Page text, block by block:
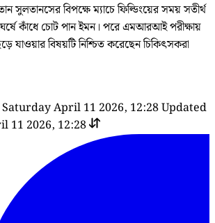
সুলতানসের বিপক্ষে ম্যাচে ফিল্ডিংয়ের সময় সতীর্থ
কাঁধে চোট পান ইমন। পরে এমআরআই পরীক্ষায়
যাওয়ার বিষয়টি নিশ্চিত করেছেন চিকিৎসকরা
April 11 2026, 12:28Updated
11 2026, 12:28